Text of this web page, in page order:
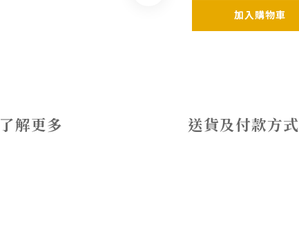
加入購物車
了解更多 送貨及付款方式